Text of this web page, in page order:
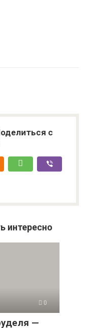
с
интересно
0
—